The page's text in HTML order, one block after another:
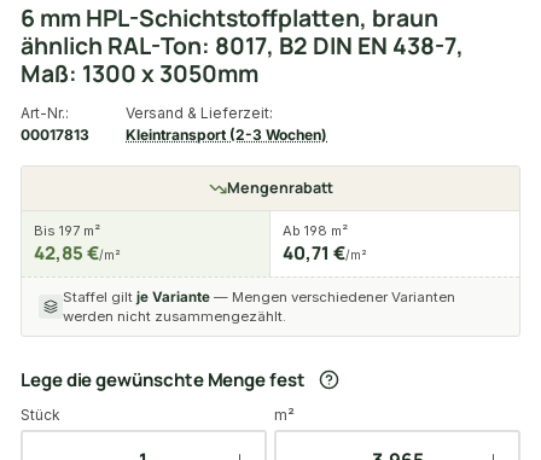
6 mm HPL-Schichtstoffplatten, braun
ähnlich RAL-Ton: 8017, B2 DIN EN 438-7,
Maß: 1300 x 3050mm
Art-Nr.:
00017813
Versand & Lieferzeit:
Kleintransport (2-3 Wochen)
Mengenrabatt
Bis 197 m²
42,85 €/m²
Ab 198 m²
40,71 €/m²
Staffel gilt je Variante — Mengen verschiedener Varianten
werden nicht zusammengezählt.
Lege die gewünschte Menge fest
Stück m²